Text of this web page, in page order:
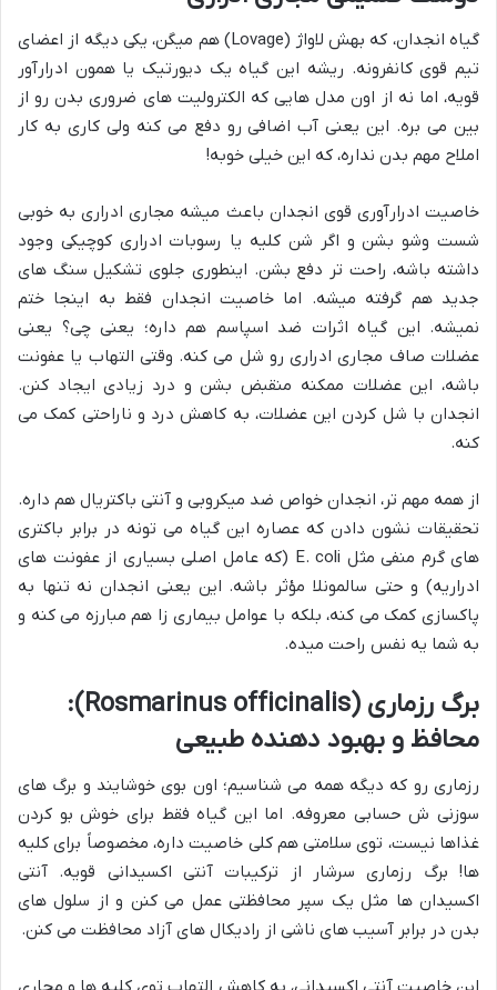
گیاه انجدان، که بهش لاواژ (Lovage) هم میگن، یکی دیگه از اعضای
تیم قوی کانفرونه. ریشه این گیاه یک دیورتیک یا همون ادرارآور
قویه، اما نه از اون مدل هایی که الکترولیت های ضروری بدن رو از
بین می بره. این یعنی آب اضافی رو دفع می کنه ولی کاری به کار
املاح مهم بدن نداره، که این خیلی خوبه!
خاصیت ادرارآوری قوی انجدان باعث میشه مجاری ادراری به خوبی
شست وشو بشن و اگر شن کلیه یا رسوبات ادراری کوچیکی وجود
داشته باشه، راحت تر دفع بشن. اینطوری جلوی تشکیل سنگ های
جدید هم گرفته میشه. اما خاصیت انجدان فقط به اینجا ختم
نمیشه. این گیاه اثرات ضد اسپاسم هم داره؛ یعنی چی؟ یعنی
عضلات صاف مجاری ادراری رو شل می کنه. وقتی التهاب یا عفونت
باشه، این عضلات ممکنه منقبض بشن و درد زیادی ایجاد کنن.
انجدان با شل کردن این عضلات، به کاهش درد و ناراحتی کمک می
کنه.
از همه مهم تر، انجدان خواص ضد میکروبی و آنتی باکتریال هم داره.
تحقیقات نشون دادن که عصاره این گیاه می تونه در برابر باکتری
های گرم منفی مثل E. coli (که عامل اصلی بسیاری از عفونت های
ادراریه) و حتی سالمونلا مؤثر باشه. این یعنی انجدان نه تنها به
پاکسازی کمک می کنه، بلکه با عوامل بیماری زا هم مبارزه می کنه و
به شما یه نفس راحت میده.
برگ رزماری (Rosmarinus officinalis):
محافظ و بهبود دهنده طبیعی
رزماری رو که دیگه همه می شناسیم؛ اون بوی خوشایند و برگ های
سوزنی ش حسابی معروفه. اما این گیاه فقط برای خوش بو کردن
غذاها نیست، توی سلامتی هم کلی خاصیت داره، مخصوصاً برای کلیه
ها! برگ رزماری سرشار از ترکیبات آنتی اکسیدانی قویه. آنتی
اکسیدان ها مثل یک سپر محافظتی عمل می کنن و از سلول های
بدن در برابر آسیب های ناشی از رادیکال های آزاد محافظت می کنن.